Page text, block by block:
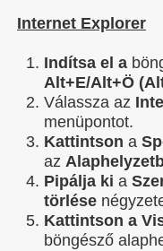
Internet Explorer
Indítsa el a
Alt+E/Alt+Ö
Válassza az
menüpontot.
Kattintson a
az
Pipálja ki a
törlése
Kattintson a
böngésző